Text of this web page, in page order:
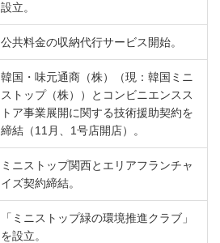
設立。
公共料金の収納代行サービス開始。
韓国・味元通商（株）（現：韓国ミニ
ストップ（株））とコンビニエンスス
トア事業展開に関する技術援助契約を
締結（11月、1号店開店）。
ミニストップ関西とエリアフランチャ
イズ契約締結。
「ミニストップ緑の環境推進クラブ」
を設立。